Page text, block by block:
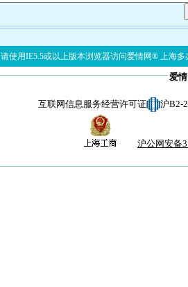
请使用IE5.5或以上版本浏览器访问爱情网® 上海多
爱
互联网信息服务经营许可证 沪B2-
沪公网安备